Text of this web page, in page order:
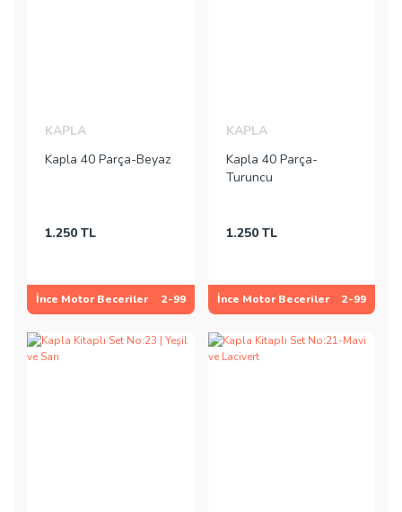
KAPLA
Kapla 40 Parça-Beyaz
1.250 TL
İnce Motor Beceriler 2-99
KAPLA
Kapla 40 Parça-
Turuncu
1.250 TL
İnce Motor Beceriler 2-99